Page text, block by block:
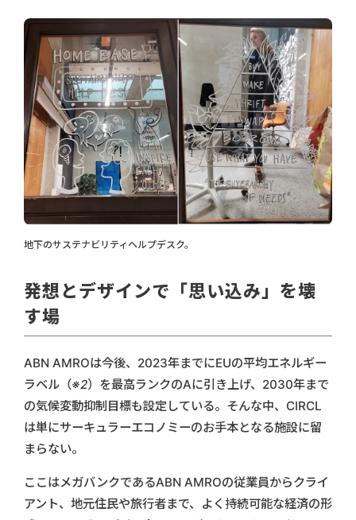
地下のサステナビリティヘルプデスク。
発想とデザインで「思い込み」を壊
す場
ABN AMROは今後、2023年までにEUの平均エネルギー
ラベル （※2） を最高ランクのAに引き上げ、2030年まで
の気候変動抑制目標も設定している。そんな中、CIRCL
は単にサーキュラーエコノミーのお手本となる施設に留
まらない。
ここはメガバンクであるABN AMROの従業員からクライ
アント、地元住民や旅行者まで、よく持続可能な経済の形